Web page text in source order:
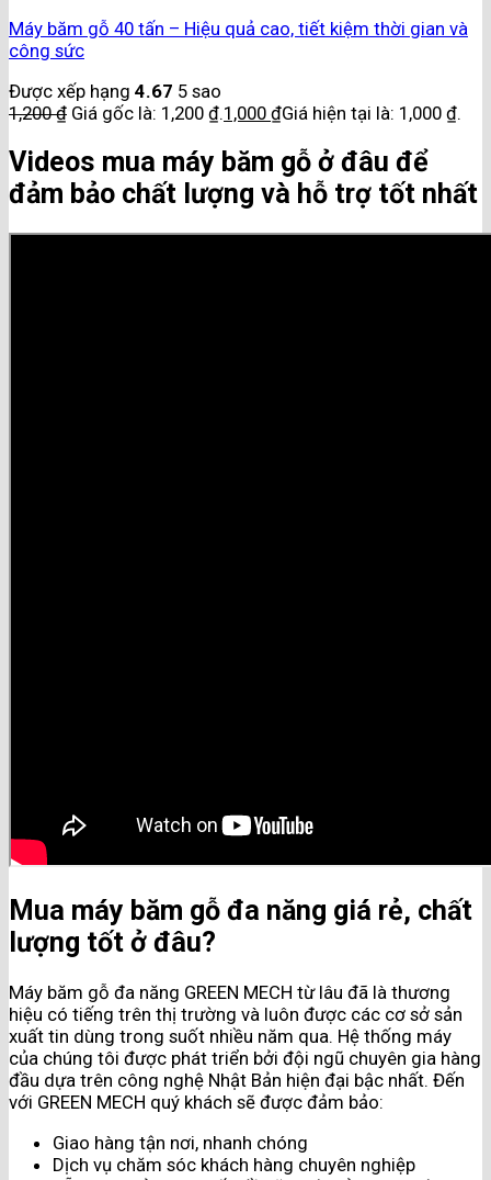
Máy băm gỗ 40 tấn – Hiệu quả cao, tiết kiệm thời gian và
công sức
Được xếp hạng 4.67 5 sao
1,200₫ Giá gốc là: 1,200 ₫.1,000 ₫Giá hiện tại là: 1,000 ₫.
Videos mua máy băm gỗ ở đâu để
đảm bảo chất lượng và hỗ trợ tốt nhất
Mua máy băm gỗ đa năng giá rẻ, chất
lượng tốt ở đâu?
Máy băm gỗ đa năng GREEN MECH từ lâu đã là thương
hiệu có tiếng trên thị trường và luôn được các cơ sở sản
xuất tin dùng trong suốt nhiều năm qua. Hệ thống máy
của chúng tôi được phát triển bởi đội ngũ chuyên gia hàng
đầu dựa trên công nghệ Nhật Bản hiện đại bậc nhất. Đến
với GREEN MECH quý khách sẽ được đảm bảo:
Giao hàng tận nơi, nhanh chóng
Dịch vụ chăm sóc khách hàng chuyên nghiệp